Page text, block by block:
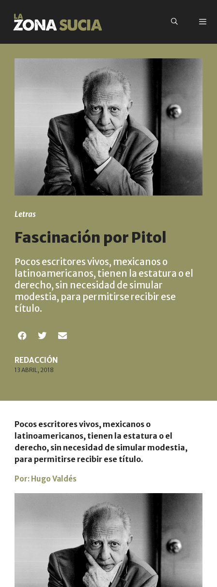
Letras
Fascinación por Pitol
Pocos escritores vivos, mexicanos o
latinoamericanos, tienen la estatura o el
derecho, sin necesidad de simular
modestia, para permitirse recibir ese
título.
REDACCIÓN
13 ABRIL, 2018
Pocos escritores vivos, mexicanos o
latinoamericanos, tienen la estatura o el
derecho, sin necesidad de simular modestia,
para permitirse recibir ese título.
Por: Hugo Valdés